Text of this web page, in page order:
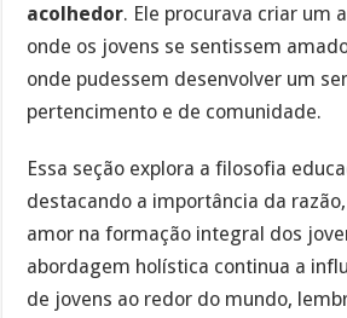
acolhedor. Ele procurava criar um
onde os jovens se sentissem
onde pudessem desenvolver um
pertencimento e de comunidade.
Essa seção explora a filosofia
destacando a importância da
amor na formação integral dos
abordagem holística continua a
de jovens ao redor do mundo,